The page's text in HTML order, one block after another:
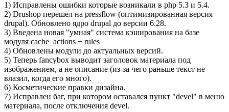
1) Исправлены ошибки которые возникали в php 5.3 и 5.4.
2) Drushop перешел на pressflow (оптимизированная версия
drupal). Обновлено ядро drupal до версии 6.28.
3) Введена новая "умная" система кэширования на базе
модуля cache_actions + rules
4) Обновлены модули до актуальных версий.
5) Теперь fancybox выводит заголовок материала под
изображением, а не описание (из-за чего раньше текст не
влазил, когда его много).
6) Косметические правки дизайна.
7) Исправлен баг, при котором оставался пункт "devel" в меню
материала, после отключения devel.